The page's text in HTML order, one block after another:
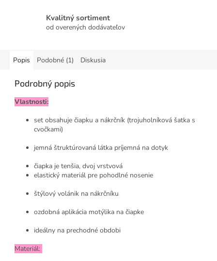
Kvalitný sortiment
od overených dodávateľov
Popis Podobné (1) Diskusia
Podrobný popis
Vlastnosti:
set obsahuje čiapku a nákrčník (trojuholníková šatka s
cvočkami)
jemná štruktúrovaná látka príjemná na dotyk
čiapka je tenšia, dvoj vrstvová
elastický materiál pre pohodlné nosenie
štýlový volánik na nákrčníku
ozdobná aplikácia motýlika na čiapke
ideálny na prechodné obdobi
Materiál: